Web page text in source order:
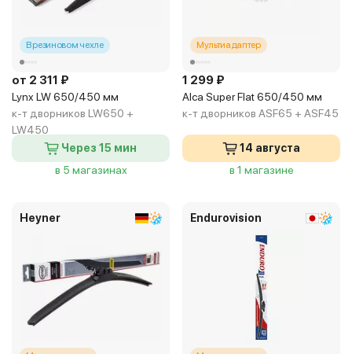
В резиновом чехле
от 2 311 ₽
Lynx LW 650/450 мм
к-т дворников LW650 +
LW450
Через 15 мин
в 5 магазинах
Мультиадаптер
1 299 ₽
Alca Super Flat 650/450 мм
к-т дворников ASF65 + ASF45
14 августа
в 1 магазине
Heyner Endurovision